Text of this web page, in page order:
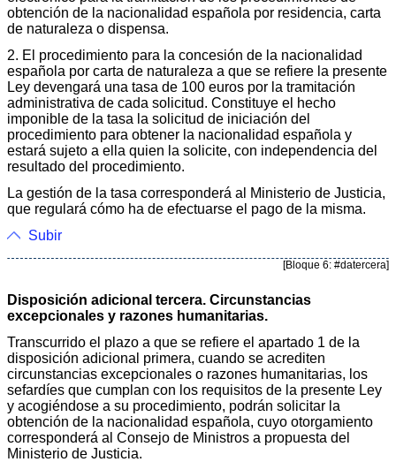
obtención de la nacionalidad española por residencia, carta
de naturaleza o dispensa.
2. El procedimiento para la concesión de la nacionalidad
española por carta de naturaleza a que se refiere la presente
Ley devengará una tasa de 100 euros por la tramitación
administrativa de cada solicitud. Constituye el hecho
imponible de la tasa la solicitud de iniciación del
procedimiento para obtener la nacionalidad española y
estará sujeto a ella quien la solicite, con independencia del
resultado del procedimiento.
La gestión de la tasa corresponderá al Ministerio de Justicia,
que regulará cómo ha de efectuarse el pago de la misma.
Subir
[Bloque 6: #datercera]
Disposición adicional tercera. Circunstancias
excepcionales y razones humanitarias.
Transcurrido el plazo a que se refiere el apartado 1 de la
disposición adicional primera, cuando se acrediten
circunstancias excepcionales o razones humanitarias, los
sefardíes que cumplan con los requisitos de la presente Ley
y acogiéndose a su procedimiento, podrán solicitar la
obtención de la nacionalidad española, cuyo otorgamiento
corresponderá al Consejo de Ministros a propuesta del
Ministerio de Justicia.